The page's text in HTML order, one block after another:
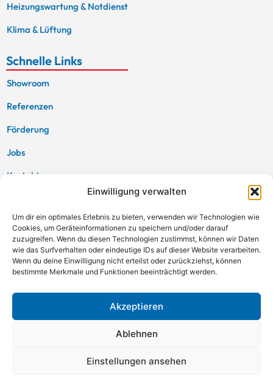
Einwilligung verwalten
Um dir ein optimales Erlebnis zu bieten, verwenden wir Technologien wie
Cookies, um Geräteinformationen zu speichern und/oder darauf
zuzugreifen. Wenn du diesen Technologien zustimmst, können wir Daten
wie das Surfverhalten oder eindeutige IDs auf dieser Website verarbeiten.
Wenn du deine Einwilligung nicht erteilst oder zurückziehst, können
bestimmte Merkmale und Funktionen beeinträchtigt werden.
Akzeptieren
Ablehnen
Einstellungen ansehen
akzeptieren und diesen Inhalt zu
Heizungswartung & Notdienst
Klima & Lüftung
Schnelle Links
Showroom
Referenzen
Förderung
Jobs
Kontakt
Datenschutz
Cookie-Richtlinie (EU)